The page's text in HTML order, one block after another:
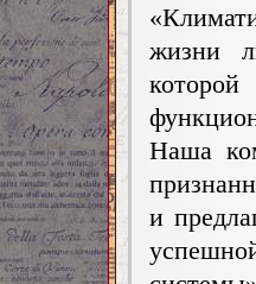
жизни
Наша
и